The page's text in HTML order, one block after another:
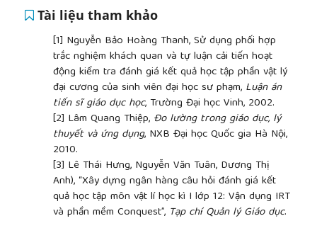
Tài liệu tham khảo
[1] Nguyễn Bảo Hoàng Thanh, Sử dụng phối hợp
trắc nghiệm khách quan và tự luận cải tiến hoạt
động kiểm tra đánh giá kết quả học tập phần vật lý
đại cương của sinh viên đại học sư phạm, Luận án
tiến sĩ giáo dục học, Trường Đại học Vinh, 2002.
[2] Lâm Quang Thiệp, Đo lường trong giáo dục, lý
thuyết và ứng dụng, NXB Đại học Quốc gia Hà Nội,
2010.
[3] Lê Thái Hưng, Nguyễn Văn Tuân, Dương Thị
Anh), “Xây dựng ngân hàng câu hỏi đánh giá kết
quả học tập môn vật lí học kì I lớp 12: Vận dụng IRT
và phần mềm Conquest”, Tạp chí Quản lý Giáo dục.